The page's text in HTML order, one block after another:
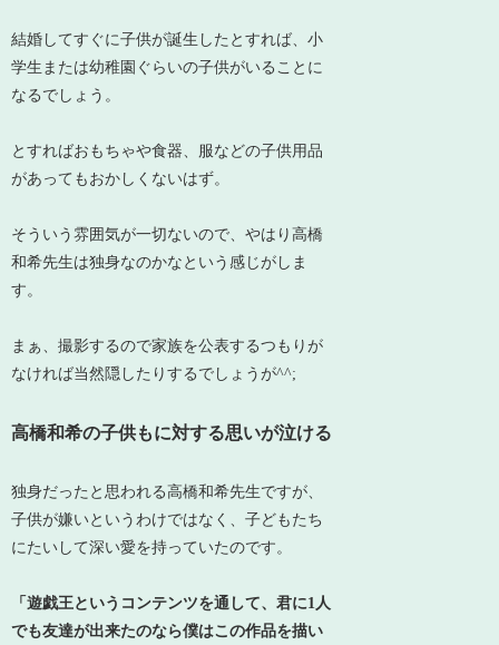
結婚してすぐに子供が誕生したとすれば、小
学生または幼稚園ぐらいの子供がいることに
なるでしょう。
とすればおもちゃや食器、服などの子供用品
があってもおかしくないはず。
そういう雰囲気が一切ないので、やはり高橋
和希先生は独身なのかなという感じがしま
す。
まぁ、撮影するので家族を公表するつもりが
なければ当然隠したりするでしょうが^^;
高橋和希の子供もに対する思いが泣ける
独身だったと思われる高橋和希先生ですが、
子供が嫌いというわけではなく、子どもたち
にたいして深い愛を持っていたのです。
「遊戯王というコンテンツを通して、君に1人
でも友達が出来たのなら僕はこの作品を描い